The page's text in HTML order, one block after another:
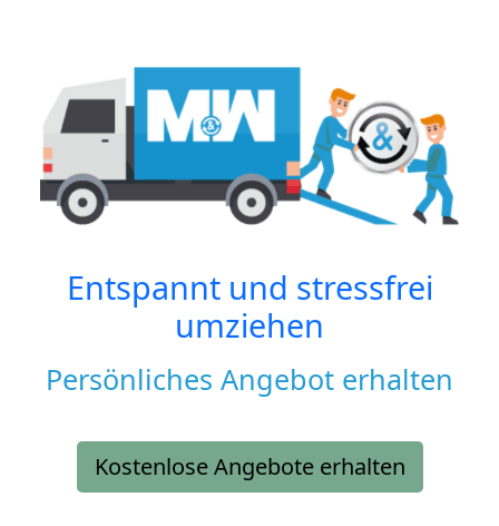
Entspannt und stressfrei
umziehen
Persönliches Angebot erhalten
Kostenlose Angebote erhalten